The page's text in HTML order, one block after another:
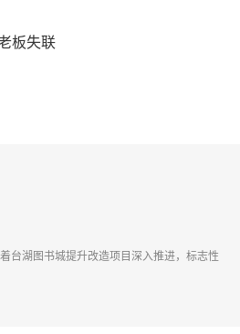
板失联
台湖图书城提升改造项目深入推进，标志性